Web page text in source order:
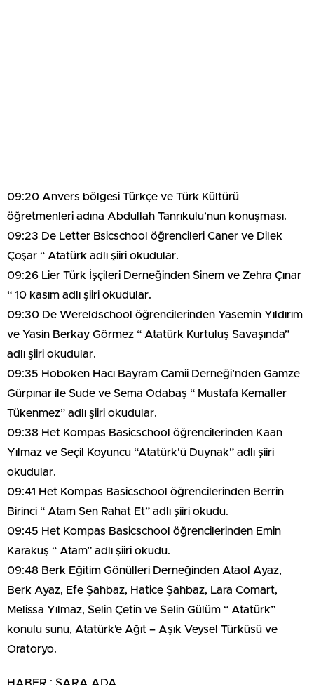
09:20 Anvers bölgesi Türkçe ve Türk Kültürü
öğretmenleri adına Abdullah Tanrıkulu’nun konuşması.
09:23 De Letter Bsicschool öğrencileri Caner ve Dilek
Çoşar “ Atatürk adlı şiiri okudular.
09:26 Lier Türk İşçileri Derneğinden Sinem ve Zehra Çınar
“ 10 kasım adlı şiiri okudular.
09:30 De Wereldschool öğrencilerinden Yasemin Yıldırım
ve Yasin Berkay Görmez “ Atatürk Kurtuluş Savaşında”
adlı şiiri okudular.
09:35 Hoboken Hacı Bayram Camii Derneği’nden Gamze
Gürpınar ile Sude ve Sema Odabaş “ Mustafa Kemaller
Tükenmez” adlı şiiri okudular.
09:38 Het Kompas Basicschool öğrencilerinden Kaan
Yılmaz ve Seçil Koyuncu “Atatürk’ü Duynak” adlı şiiri
okudular.
09:41 Het Kompas Basicschool öğrencilerinden Berrin
Birinci “ Atam Sen Rahat Et” adlı şiiri okudu.
09:45 Het Kompas Basicschool öğrencilerinden Emin
Karakuş “ Atam” adlı şiiri okudu.
09:48 Berk Eğitim Gönülleri Derneğinden Ataol Ayaz,
Berk Ayaz, Efe Şahbaz, Hatice Şahbaz, Lara Comart,
Melissa Yılmaz, Selin Çetin ve Selin Gülüm “ Atatürk”
konulu sunu, Atatürk’e Ağıt – Aşık Veysel Türküsü ve
Oratoryo.